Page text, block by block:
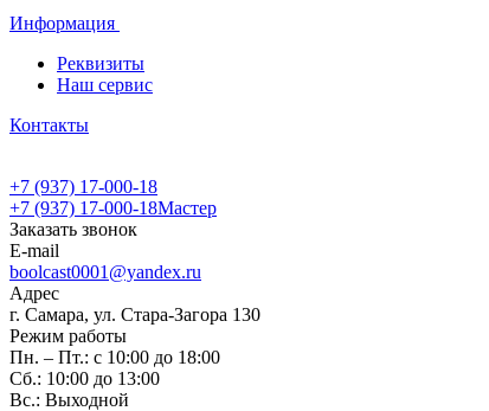
Информация
Реквизиты
Наш сервис
Контакты
+7 (937) 17-000-18
+7 (937) 17-000-18Мастер
Заказать звонок
E-mail
boolcast0001@yandex.ru
Адрес
г. Самара, ул. Стара-Загора 130
Режим работы
Пн. – Пт.: с 10:00 до 18:00
Сб.: 10:00 до 13:00
Вс.: Выходной